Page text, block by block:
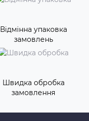
Відмінна упаковка
замовлень
Швидка обробка
замовлення